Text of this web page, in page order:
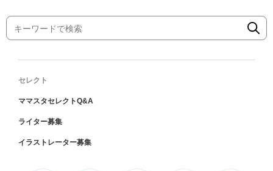
セレクト
ママスタセレクトQ&A
ライター募集
イラストレーター募集